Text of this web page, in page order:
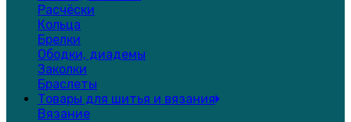
Расчёски
Кольца
Брелки
Ободки, диадемы
Заколки
Браслеты
Товары для шитья и вязания
Вязание